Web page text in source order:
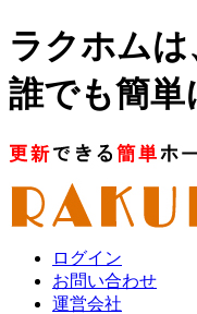
ラクホム
誰でも簡単
ログイン
お問い合わせ
運営会社